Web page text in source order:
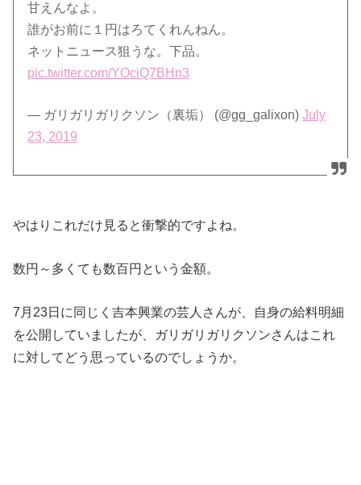
甘えんなよ。
誰がお前に１円はろてくれんねん。
ネットニュース狙うな。下品。
pic.twitter.com/YOciQ7BHn3
— ガリガリガリクソン（裏垢） (@gg_galixon)July
23, 2019
やはりこれだけ見ると衝撃的ですよね。
数円～多くても数百円という金額。
7月23日に同じく吉本興業の芸人さんが、自身の給料明細
を公開していましたが、ガリガリガリクソンさんはこれ
に対してどう思っているのでしょうか。